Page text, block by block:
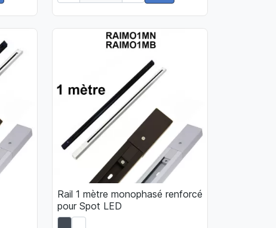
au panier Ajouter au panier
 Aperçu rapide
Rail 1 mètre monophasé renforcé
pour Spot LED